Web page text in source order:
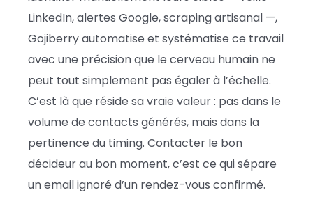
LinkedIn, alertes Google, scraping artisanal —,
Gojiberry automatise et systématise ce travail
avec une précision que le cerveau humain ne
peut tout simplement pas égaler à l’échelle.
C’est là que réside sa vraie valeur : pas dans le
volume de contacts générés, mais dans la
pertinence du timing. Contacter le bon
décideur au bon moment, c’est ce qui sépare
un email ignoré d’un rendez-vous confirmé.